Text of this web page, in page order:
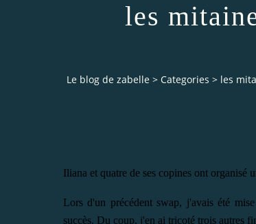
les
Le blog de zabelle > Categories > les
Iliana et quatre de ses copines ont organisé
Lors d'un précédent swap, j'avais été
succès. Du coup, j'en ai tricoté trois autres